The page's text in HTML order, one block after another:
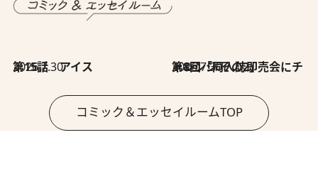
2026.7.30
第15話 アイス 2026.7.30
第8回「同人誌即売会にチャレンジ その2」
コミック＆エッセイルームTOP